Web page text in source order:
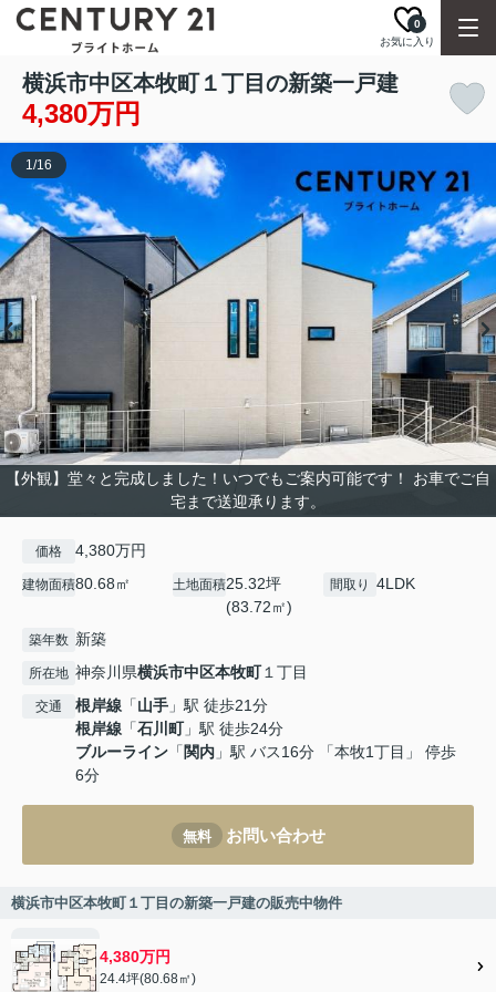
お気に入り
0
横浜市中区本牧町１丁目の新築一戸建
4,380万円
【外観】堂々と完成しました！いつでもご案内可能です！ お車でご自
宅まで送迎承ります。
1/16
価格 4,380万円
建物面積80.68㎡ 土地面積25.32坪
(83.72㎡)
間取り 4LDK
築年数 新築
所在地 神奈川県横浜市中区本牧町１丁目
交通 根岸線 「山手 」駅 徒歩21分
根岸線 「石川町」駅 徒歩24分
ブルーライン 「 関内 」駅 バス16分 「本牧1丁目」 停歩
6分
無料 お問い合わせ
横浜市中区本牧町１丁目の新築一戸建の販売中物件
4,380万円
24.4坪(80.68㎡)